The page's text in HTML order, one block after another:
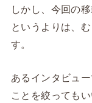
しかし、今回の
というよりは、
す。
あるインタビュ
ことを絞っても